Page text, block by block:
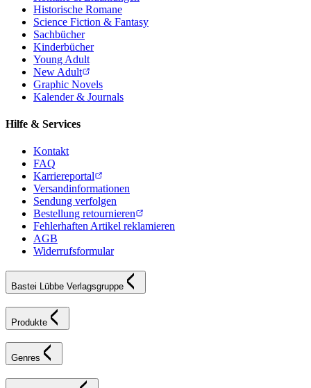
Historische Romane
Science Fiction & Fantasy
Sachbücher
Kinderbücher
Young Adult
New Adult
Graphic Novels
Kalender & Journals
Hilfe & Services
Kontakt
FAQ
Karriereportal
Versandinformationen
Sendung verfolgen
Bestellung retournieren
Fehlerhaften Artikel reklamieren
AGB
Widerrufsformular
Bastei Lübbe Verlagsgruppe
Produkte
Genres